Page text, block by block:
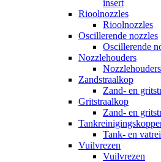
insert
Rioolnozzles
Rioolnozzles
Oscillerende nozzles
Oscillerende
Nozzlehouders
Nozzlehouders
Zandstraalkop
Zand- en
Gritstraalkop
Zand- en
Tank- en
Vuilvrezen
Vuilvrezen